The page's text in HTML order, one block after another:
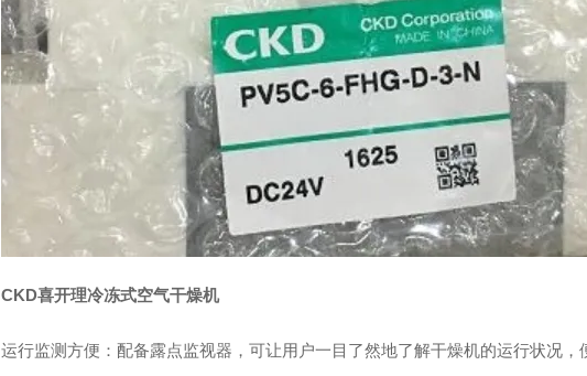
CKD喜开理冷冻式空气干燥机
运行监测方便：配备露点监视器，可让用户一目了然地了解干燥机的运行状况，